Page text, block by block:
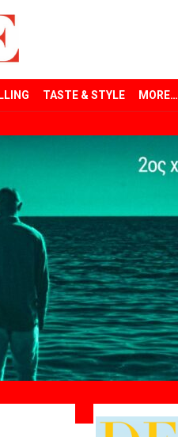
TASTE & STYLE MORE…